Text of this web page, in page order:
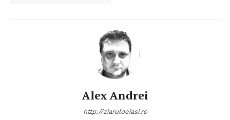
Alex Andrei
http://ziaruldeiasi.ro